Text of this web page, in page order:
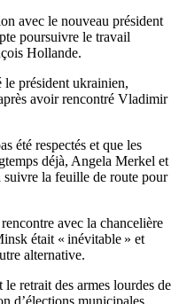
avec le nouveau président
poursuivre le travail
Hollande.
président ukrainien,
avoir rencontré Vladimir
été respectés et que les
déjà, Angela Merkel et
suivre la feuille de route pour
avec la chancelière
était « inévitable » et
alternative.
retrait des armes lourdes de